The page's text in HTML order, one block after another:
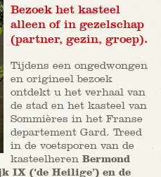
Bezoek het kasteel
alleen of in gezelschap
(partner, gezin, groep).
Tijdens een ongedwongen
en origineel bezoek
ontdekt u het verhaal van
de stad en het kasteel van
Sommières in het Franse
departement Gard. Treed
in de voetsporen van de
kasteelheren Bermond
IX (‘de Heilige’) en de